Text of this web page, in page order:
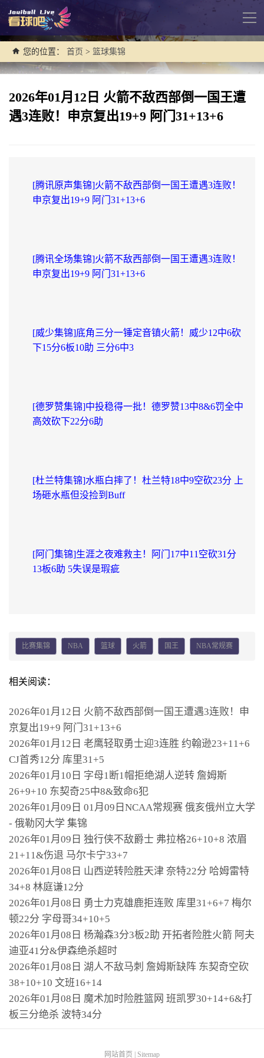
导
您的位置： 首页 > 篮球集锦
2026年01月12日 火箭不敌西部倒一国王遭
遇3连败！申京复出19+9 阿门31+13+6
[腾讯原声集锦]火箭不敌西部倒一国王遭遇3连败！
申京复出19+9 阿门31+13+6
[腾讯全场集锦]火箭不敌西部倒一国王遭遇3连败！
申京复出19+9 阿门31+13+6
[威少集锦]底角三分一锤定音镇火箭！威少12中6砍
下15分6板10助 三分6中3
[德罗赞集锦]中投稳得一批！德罗赞13中8&6罚全中
高效砍下22分6助
[杜兰特集锦]水瓶白摔了！杜兰特18中9空砍23分 上
场砸水瓶但没捡到Buff
[阿门集锦]生涯之夜难救主！阿门17中11空砍31分
13板6助 5失误是瑕疵
比赛集锦 NBA 篮球 火箭 国王 NBA常规赛
相关阅读：
2026年01月12日 火箭不敌西部倒一国王遭遇3连败！申
京复出19+9 阿门31+13+6
2026年01月12日 老鹰轻取勇士迎3连胜 约翰逊23+11+6
CJ首秀12分 库里31+5
2026年01月10日 字母1断1帽拒绝湖人逆转 詹姆斯
26+9+10 东契奇25中8&致命6犯
2026年01月09日 01月09日NCAA常规赛 俄亥俄州立大学
- 俄勒冈大学 集锦
2026年01月09日 独行侠不敌爵士 弗拉格26+10+8 浓眉
21+11&伤退 马尔卡宁33+7
2026年01月08日 山西逆转险胜天津 奈特22分 哈姆雷特
34+8 林庭谦12分
2026年01月08日 勇士力克雄鹿拒连败 库里31+6+7 梅尔
顿22分 字母哥34+10+5
2026年01月08日 杨瀚森3分3板2助 开拓者险胜火箭 阿夫
迪亚41分&伊森绝杀超时
2026年01月08日 湖人不敌马刺 詹姆斯缺阵 东契奇空砍
38+10+10 文班16+14
2026年01月08日 魔术加时险胜篮网 班凯罗30+14+6&打
板三分绝杀 波特34分
网站首页 Sitemap